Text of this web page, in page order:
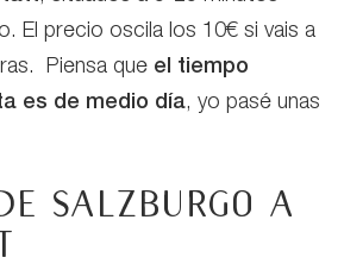
El precio oscila los 10€ si vais a
Piensa que el tiempo
es de medio día, yo pasé unas
Salzburgo a